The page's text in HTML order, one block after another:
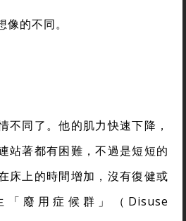
的不同。
不同了。他的肌力快速下降，
站著都有困難，不過是短短的
床上的時間增加，沒有復健或
廢用症候群」（Disuse